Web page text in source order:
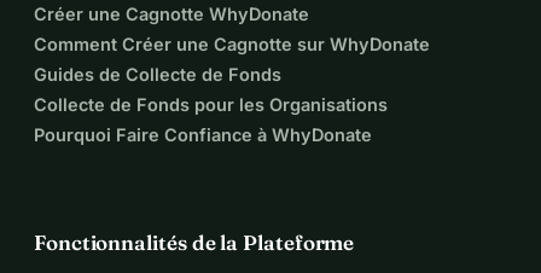
Créer une Cagnotte WhyDonate
Comment Créer une Cagnotte sur WhyDonate
Guides de Collecte de Fonds
Collecte de Fonds pour les Organisations
Pourquoi Faire Confiance à WhyDonate
Fonctionnalités de la Plateforme